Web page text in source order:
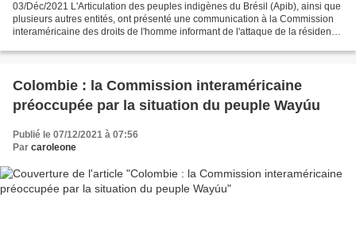
03/Déc/2021 L'Articulation des peuples indigènes du Brésil (Apib), ainsi que
plusieurs autres entités, ont présenté une communication à la Commission
interaméricaine des droits de l'homme informant de l'attaque de la résidence
Colombie : la Commission interaméricaine
préoccupée par la situation du peuple Wayúu
Publié le 07/12/2021 à 07:56
Par caroleone